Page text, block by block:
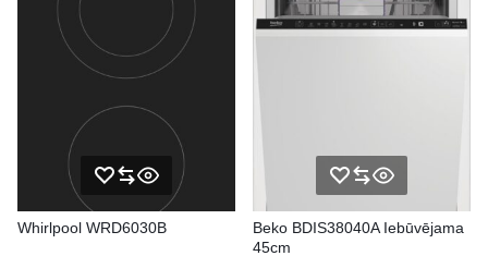
Whirlpool WRD6030B
Beko BDIS38040A Iebūvējama
45cm